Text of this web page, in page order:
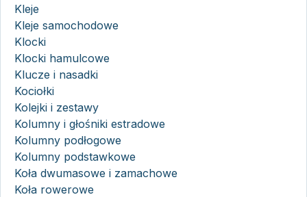
Kleje
Kleje samochodowe
Klocki
Klocki hamulcowe
Klucze i nasadki
Kociołki
Kolejki i zestawy
Kolumny i głośniki estradowe
Kolumny podłogowe
Kolumny podstawkowe
Koła dwumasowe i zamachowe
Koła rowerowe